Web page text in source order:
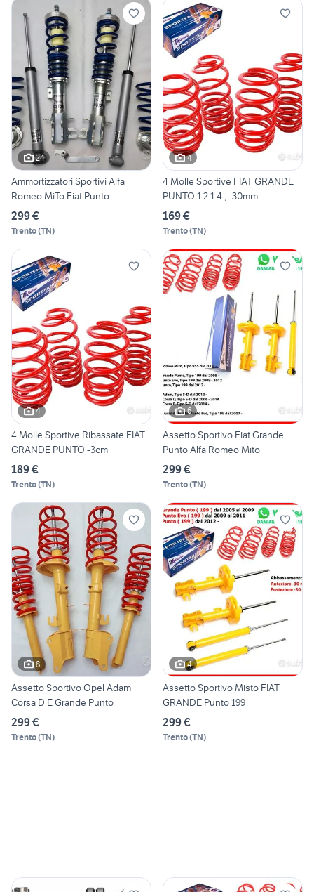
24
Ammortizzatori Sportivi Alfa
Romeo MiTo Fiat Punto
299 €
Trento(TN)
4
4 Molle Sportive FIAT GRANDE
PUNTO 1.2 1.4 , -30mm
169 €
Trento(TN)
4
4 Molle Sportive Ribassate FIAT
GRANDE PUNTO -3cm
189 €
Trento(TN)
6
Assetto Sportivo Fiat Grande
Punto Alfa Romeo Mito
299 €
Trento(TN)
8
Assetto Sportivo Opel Adam
Corsa D E Grande Punto
299 €
Trento(TN)
4
Assetto Sportivo Misto FIAT
GRANDE Punto 199
299 €
Trento(TN)